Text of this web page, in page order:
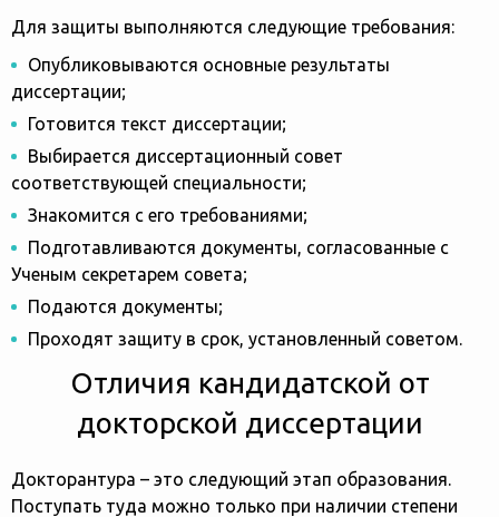
Для защиты выполняются следующие требования:
Опубликовываются основные результаты
диссертации;
Готовится текст диссертации;
Выбирается диссертационный совет
соответствующей специальности;
Знакомится с его требованиями;
Подготавливаются документы, согласованные с
Ученым секретарем совета;
Подаются документы;
Проходят защиту в срок, установленный советом.
Отличия кандидатской от
докторской диссертации
Докторантура – это следующий этап образования.
Поступать туда можно только при наличии степени